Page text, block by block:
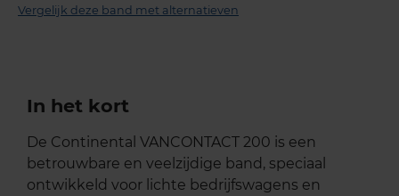
Vergelijk deze band met alternatieven
In het kort
De Continental VANCONTACT 200 is een
betrouwbare en veelzijdige band, speciaal
ontwikkeld voor lichte bedrijfswagens en